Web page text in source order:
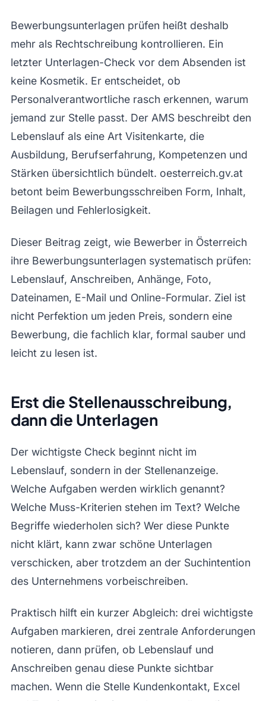
Bewerbungsunterlagen prüfen heißt deshalb
mehr als Rechtschreibung kontrollieren. Ein
letzter Unterlagen-Check vor dem Absenden ist
keine Kosmetik. Er entscheidet, ob
Personalverantwortliche rasch erkennen, warum
jemand zur Stelle passt. Der AMS beschreibt den
Lebenslauf als eine Art Visitenkarte, die
Ausbildung, Berufserfahrung, Kompetenzen und
Stärken übersichtlich bündelt. oesterreich.gv.at
betont beim Bewerbungsschreiben Form, Inhalt,
Beilagen und Fehlerlosigkeit.
Dieser Beitrag zeigt, wie Bewerber in Österreich
ihre Bewerbungsunterlagen systematisch prüfen:
Lebenslauf, Anschreiben, Anhänge, Foto,
Dateinamen, E-Mail und Online-Formular. Ziel ist
nicht Perfektion um jeden Preis, sondern eine
Bewerbung, die fachlich klar, formal sauber und
leicht zu lesen ist.
Erst die Stellenausschreibung,
dann die Unterlagen
Der wichtigste Check beginnt nicht im
Lebenslauf, sondern in der Stellenanzeige.
Welche Aufgaben werden wirklich genannt?
Welche Muss-Kriterien stehen im Text? Welche
Begriffe wiederholen sich? Wer diese Punkte
nicht klärt, kann zwar schöne Unterlagen
verschicken, aber trotzdem an der Suchintention
des Unternehmens vorbeischreiben.
Praktisch hilft ein kurzer Abgleich: drei wichtigste
Aufgaben markieren, drei zentrale Anforderungen
notieren, dann prüfen, ob Lebenslauf und
Anschreiben genau diese Punkte sichtbar
machen. Wenn die Stelle Kundenkontakt, Excel